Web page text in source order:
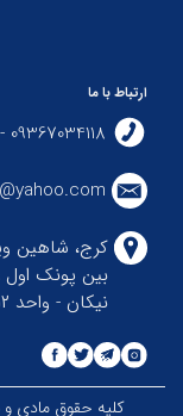
ارتباط با ما
09367034118 - 09195045363
کرج، شاهین
بین پونک
نیکان - واحد ۵۲
کلیه حقوق مادی